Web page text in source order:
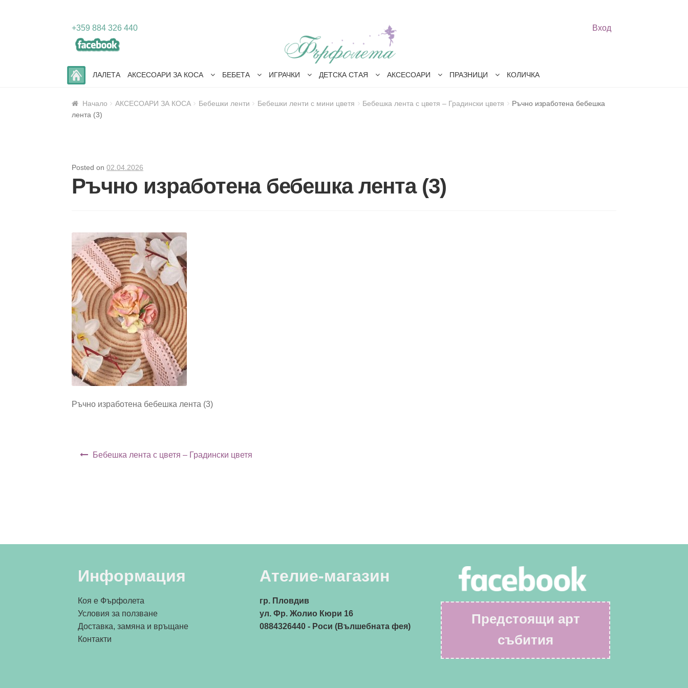
+359 884 326 440 Вход
Skip
to
navigation
Skip
to
content
ЛАЛЕТА АКСЕСОАРИ ЗА КОСА БЕБЕТА ИГРАЧКИ ДЕТСКА СТАЯ АКСЕСОАРИ ПРАЗНИЦИ КОЛИЧКА
Начало АКСЕСОАРИ ЗА КОСА Бебешки ленти Бебешки ленти с мини цветя Бебешка лента с цветя – Градински цветя
Ръчно изработена бебешка
лента (3)
Posted on02.04.2026
Ръчно изработена бебешка лента (3)
Ръчно изработена бебешка лента (3)
Навигация
Бебешка лента с цветя – Градински цветя
Информация
Коя е Фърфолета
Условия за ползване
Доставка, замяна и връщане
Контакти
Ателие-магазин
гр. Пловдив
ул. Фр. Жолио Кюри 16
0884326440- Роси (Вълшебната фея)
Предстоящи арт
събития